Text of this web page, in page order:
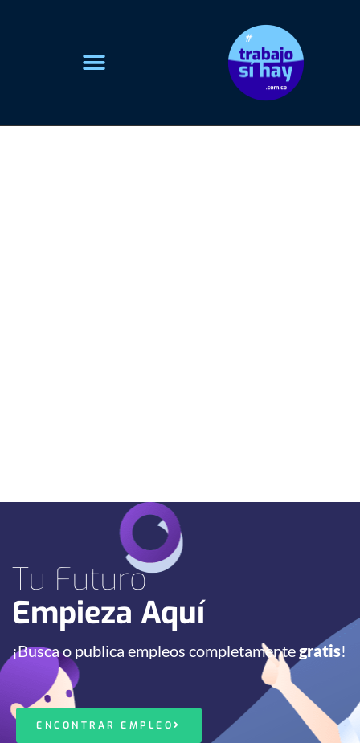
Tu Futuro
Empieza Aquí
¡Busca o publica empleos completamentegratis!
ENCONTRAR EMPLEO